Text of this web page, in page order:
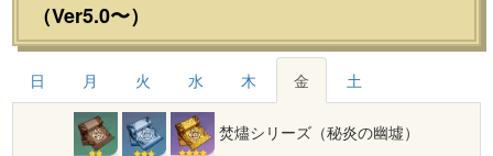
（Ver5.0〜）
日 月 火 水 木 金 土
焚燼シリーズ（秘炎の幽墟）